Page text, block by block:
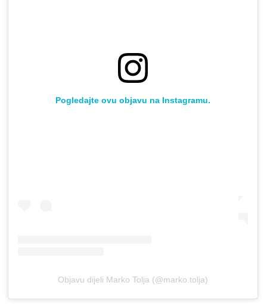
Pogledajte ovu objavu na Instagramu.
Objavu dijeli Marko Tolja (@marko.tolja)